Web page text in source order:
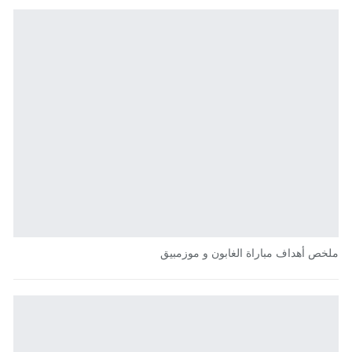
ملخص أهداف مباراة الغابون و موزمبيق